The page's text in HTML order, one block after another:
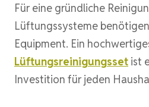
Für eine gründliche
Lüftungssysteme
Equipment. Ein
Lüftungsreinigungsset ist
Investition für jeden